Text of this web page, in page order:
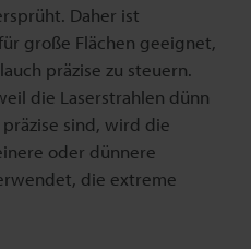
Daher ist
große Flächen geeignet,
präzise zu steuern.
die Laserstrahlen dünn
sind, wird die
oder dünnere
die extreme